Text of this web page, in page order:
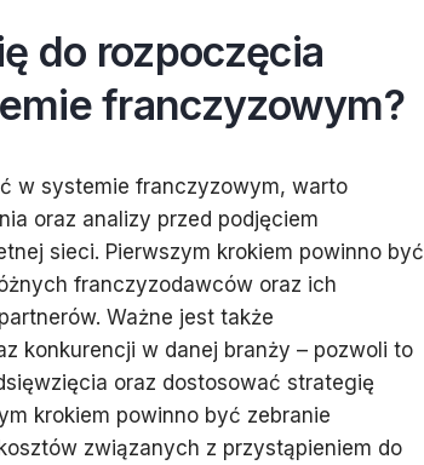
do rozpoczęcia
franczyzowym?
w systemie franczyzowym, warto
oraz analizy przed podjęciem
sieci. Pierwszym krokiem powinno być
franczyzodawców oraz ich
Ważne jest także
konkurencji w danej branży – pozwoli to
oraz dostosować strategię
krokiem powinno być zebranie
związanych z przystąpieniem do